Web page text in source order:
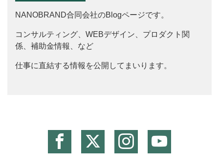
NANOBRAND合同会社のBlogページです。
コンサルティング、WEBデザイン、プロダクト関
係、補助金情報、など
仕事に直結する情報を公開してまいります。